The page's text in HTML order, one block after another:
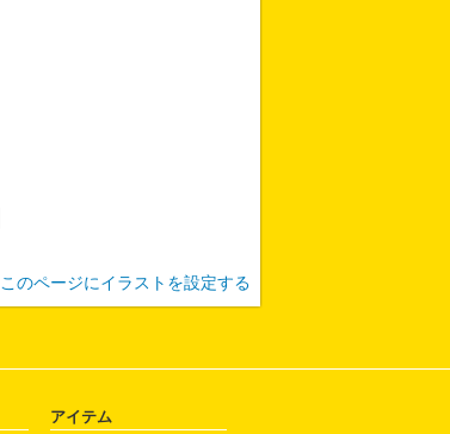
このページにイラストを設定する
アイテム